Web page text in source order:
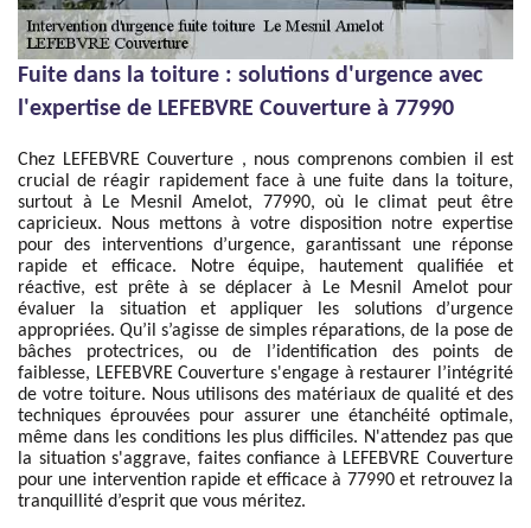
Fuite dans la toiture : solutions d'urgence avec
l'expertise de LEFEBVRE Couverture à 77990
Chez LEFEBVRE Couverture , nous comprenons combien il est
crucial de réagir rapidement face à une fuite dans la toiture,
surtout à Le Mesnil Amelot, 77990, où le climat peut être
capricieux. Nous mettons à votre disposition notre expertise
pour des interventions d’urgence, garantissant une réponse
rapide et efficace. Notre équipe, hautement qualifiée et
réactive, est prête à se déplacer à Le Mesnil Amelot pour
évaluer la situation et appliquer les solutions d’urgence
appropriées. Qu’il s’agisse de simples réparations, de la pose de
bâches protectrices, ou de l’identification des points de
faiblesse, LEFEBVRE Couverture s'engage à restaurer l’intégrité
de votre toiture. Nous utilisons des matériaux de qualité et des
techniques éprouvées pour assurer une étanchéité optimale,
même dans les conditions les plus difficiles. N'attendez pas que
la situation s'aggrave, faites confiance à LEFEBVRE Couverture
pour une intervention rapide et efficace à 77990 et retrouvez la
tranquillité d’esprit que vous méritez.